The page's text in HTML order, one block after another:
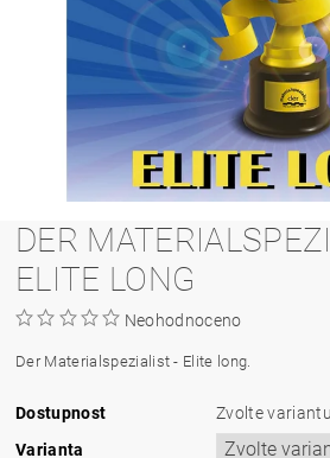
DER
ELITE LONG
Neohodnoceno
Der Materialspezialist - Elite long.
Dostupnost
Zvolte variantu
Varianta